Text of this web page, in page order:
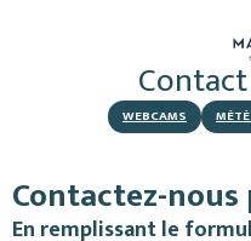
Contact
WEBCAMS
Contactez-
En remplissant le